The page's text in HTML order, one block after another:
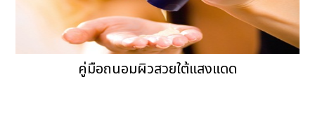
คู่มือถนอมผิวสวยใต้แสงแดด